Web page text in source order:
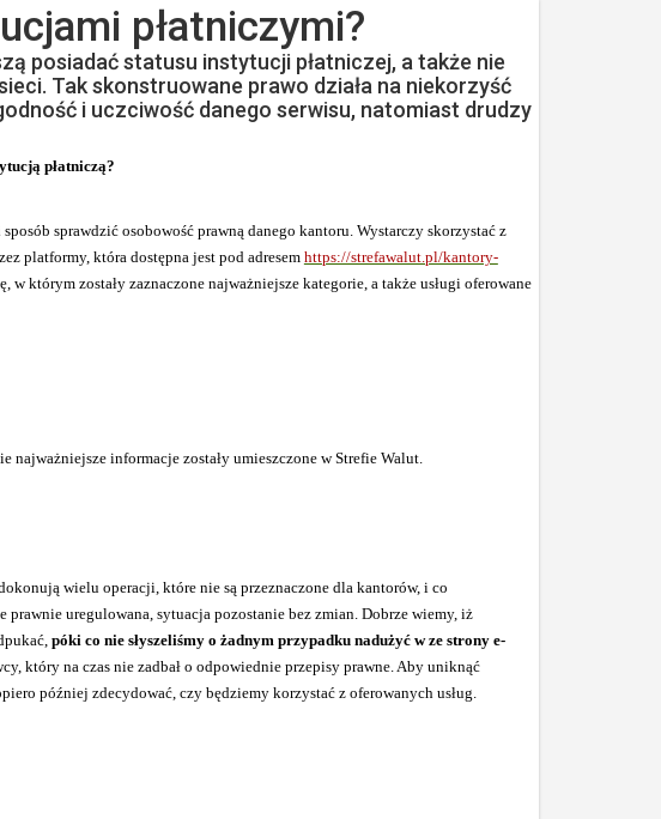
płatniczymi?
posiadać statusu instytucji płatniczej, a także nie
Tak skonstruowane prawo działa na niekorzyść
i uczciwość danego serwisu, natomiast drudzy
płatniczą?
sprawdzić osobowość prawną danego kantoru. Wystarczy skorzystać z
platformy, która dostępna jest pod adresem https://strefawalut.pl/kantory-
którym zostały zaznaczone najważniejsze kategorie, a także usługi oferowane
informacje zostały umieszczone w Strefie Walut.
wielu operacji, które nie są przeznaczone dla kantorów, i co
uregulowana, sytuacja pozostanie bez zmian. Dobrze wiemy, iż
póki co nie słyszeliśmy o żadnym przypadku nadużyć w ze strony e-
który na czas nie zadbał o odpowiednie przepisy prawne. Aby uniknąć
później zdecydować, czy będziemy korzystać z oferowanych usług.